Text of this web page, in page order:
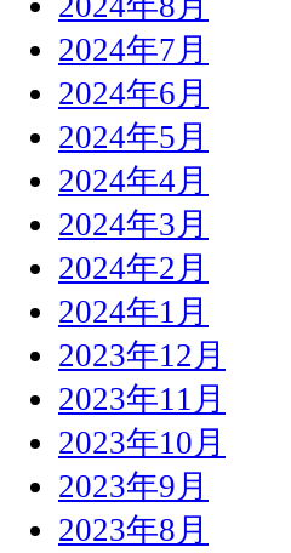
2024年7月
2024年6月
2024年5月
2024年4月
2024年3月
2024年2月
2024年1月
2023年12月
2023年11月
2023年10月
2023年9月
2023年8月